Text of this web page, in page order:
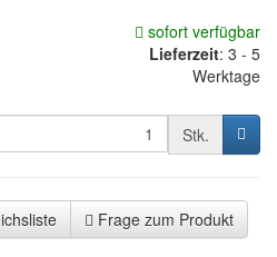
sofort verfügbar
Lieferzeit: 3 - 5
Werktage
Stk.
Frage zum Produkt